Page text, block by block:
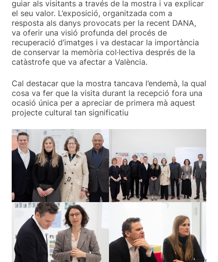
guiar als visitants a través de la mostra i va explicar
el seu valor. L’exposició, organitzada com a
resposta als danys provocats per la recent DANA,
va oferir una visió profunda del procés de
recuperació d’imatges i va destacar la importància
de conservar la memòria col·lectiva després de la
catàstrofe que va afectar a València.
Cal destacar que la mostra tancava l’endemà, la qual
cosa va fer que la visita durant la recepció fora una
ocasió única per a apreciar de primera mà aquest
projecte cultural tan significatiu